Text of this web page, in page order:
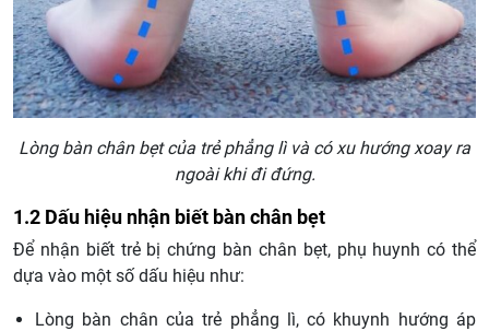
Lòng bàn chân bẹt của trẻ phẳng lì và có xu hướng xoay ra
ngoài khi đi đứng.
1.2 Dấu hiệu nhận biết bàn chân bẹt
Để nhận biết trẻ bị chứng bàn chân bẹt, phụ huynh có thể
dựa vào một số dấu hiệu như:
Lòng bàn chân của trẻ phẳng lì, có khuynh hướng áp